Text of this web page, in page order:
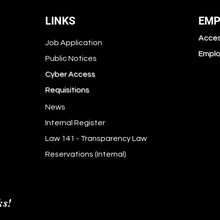
LINKS
Job Application
Public Notices
Cyber Access
Requisitions
News
Internal Register
Law 141 - Transparency Law
Reservations (Internal)